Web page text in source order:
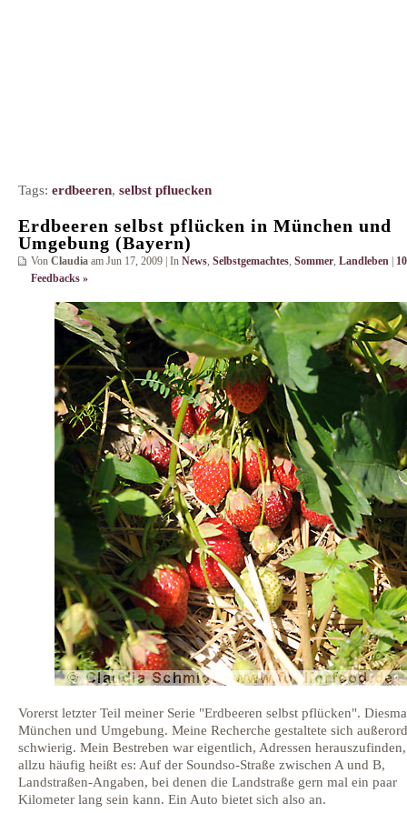
Tags: erdbeeren, selbst pfluecken
Erdbeeren selbst pflücken in München und
Umgebung (Bayern)
Von Claudia am Jun 17, 2009 | In News, Selbstgemachtes, Sommer, Landleben
10
Feedbacks »
Vorerst letzter Teil meiner Serie "Erdbeeren selbst pflücken".
München und Umgebung. Meine Recherche gestaltete sich
schwierig. Mein Bestreben war eigentlich, Adressen
allzu häufig heißt es: Auf der Soundso-Straße zwischen A und B,
Landstraßen-Angaben, bei denen die Landstraße gern mal ein paar
Kilometer lang sein kann. Ein Auto bietet sich also an.